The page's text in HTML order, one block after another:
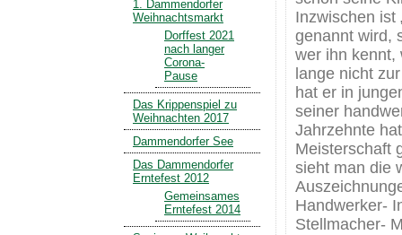
Inzwischen ist
genannt wird,
wer ihn kennt,
lange nicht
hat er in
seiner
Jahrzehnte
Meisterschaft
sieht man die
Handwerker-
Stellmacher-
1. Dammendorfer
Weihnachtsmarkt
Dorffest 2021
nach langer
Corona-
Pause
Das Krippenspiel zu
Weihnachten 2017
Dammendorfer See
Das Dammendorfer
Erntefest 2012
Gemeinsames
Erntefest 2014